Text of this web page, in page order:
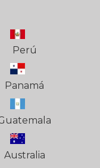
Perú
Panamá
Australia